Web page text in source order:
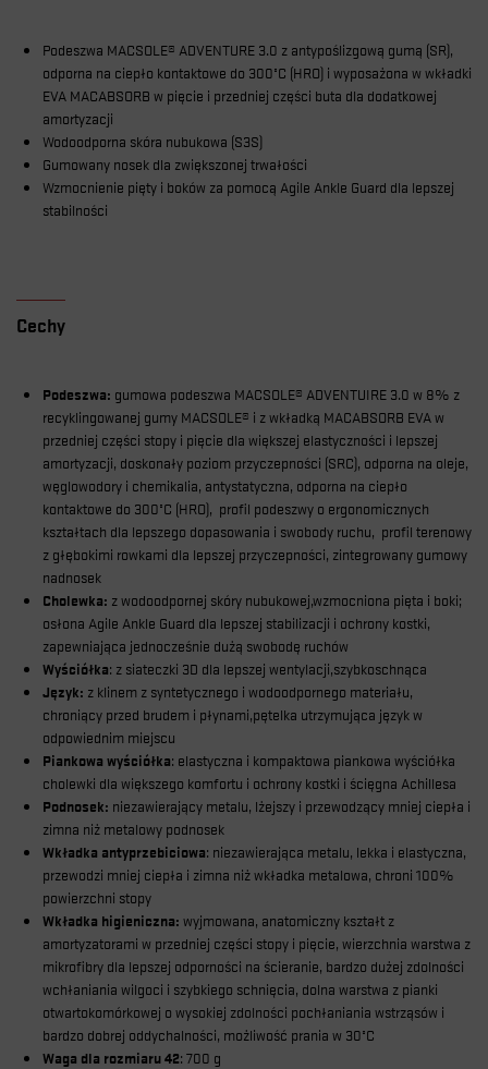
Podeszwa MACSOLE® ADVENTURE 3.0 z antypoślizgową gumą (SR),
odporna na ciepło kontaktowe do 300°C (HRO) i wyposażona w wkładki
EVA MACABSORB w pięcie i przedniej części buta dla dodatkowej
amortyzacji
Wodoodporna skóra nubukowa (S3S)
Gumowany nosek dla zwiększonej trwałości
Wzmocnienie pięty i boków za pomocą Agile Ankle Guard dla lepszej
stabilności
Cechy
Podeszwa: gumowa podeszwa MACSOLE® ADVENTUIRE 3.0 w 8% z
recyklingowanej gumy MACSOLE® i z wkładką MACABSORB EVA w
przedniej części stopy i pięcie dla większej elastyczności i lepszej
amortyzacji, doskonały poziom przyczepności (SRC), odporna na oleje,
węglowodory i chemikalia, antystatyczna, odporna na ciepło
kontaktowe do 300°C (HRO), profil podeszwy o ergonomicznych
kształtach dla lepszego dopasowania i swobody ruchu, profil terenowy
z głębokimi rowkami dla lepszej przyczepności, zintegrowany gumowy
nadnosek
Cholewka: z wodoodpornej skóry nubukowej,wzmocniona pięta i boki;
osłona Agile Ankle Guard dla lepszej stabilizacji i ochrony kostki,
zapewniająca jednocześnie dużą swobodę ruchów
Wyściółka: z siateczki 3D dla lepszej wentylacji,szybkoschnąca
Język: z klinem z syntetycznego i wodoodpornego materiału,
chroniący przed brudem i płynami,pętelka utrzymująca język w
odpowiednim miejscu
Piankowa wyściółka: elastyczna i kompaktowa piankowa wyściółka
cholewki dla większego komfortu i ochrony kostki i ścięgna Achillesa
Podnosek: niezawierający metalu, lżejszy i przewodzący mniej ciepła i
zimna niż metalowy podnosek
Wkładka antyprzebiciowa: niezawierająca metalu, lekka i elastyczna,
przewodzi mniej ciepła i zimna niż wkładka metalowa, chroni 100%
powierzchni stopy
Wkładka higieniczna: wyjmowana, anatomiczny kształt z
amortyzatorami w przedniej części stopy i pięcie, wierzchnia warstwa z
mikrofibry dla lepszej odporności na ścieranie, bardzo dużej zdolności
wchłaniania wilgoci i szybkiego schnięcia, dolna warstwa z pianki
otwartokomórkowej o wysokiej zdolności pochłaniania wstrząsów i
bardzo dobrej oddychalności, możliwość prania w 30°C
Waga dla rozmiaru 42: 700 g